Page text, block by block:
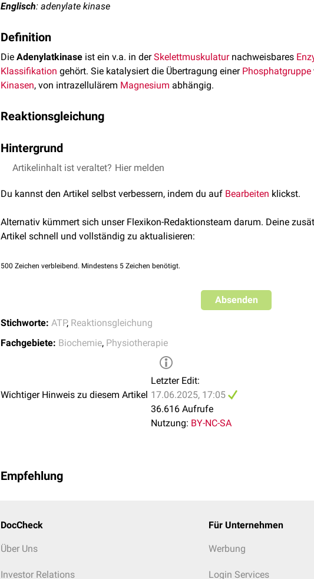
Englisch: adenylate kinase
Definition
Die Adenylatkinase ist ein v.a. in derSkelettmuskulaturnachweisbares
Klassifikation gehört. Sie katalysiert die Übertragung einer Phosphatgruppe
Kinasen, von intrazellulärem Magnesium abhängig.
Reaktionsgleichung
Hintergrund
Die Reaktion von 2ADPzu ATP und AMP dient der schnellen ATP-
Phosphofructokinase-1(PFK-1) in derGlykolyse-Reaktion, damit mehr ATP
Artikelinhalt ist veraltet? Hier melden
Du kannst den Artikel selbst verbessern, indem du auf Bearbeiten klickst.
Alternativ kümmert sich unser Flexikon-Redaktionsteam darum. Deine
Artikel schnell und vollständig zu aktualisieren:
500 Zeichen verbleibend. Mindestens 5 Zeichen benötigt.
Absenden
Stichworte: ATP, Reaktionsgleichung
Fachgebiete: Biochemie, Physiotherapie
Wichtiger Hinweis zu diesem Artikel
Letzter Edit:
17.06.2025, 17:05
36.616 Aufrufe
Nutzung: BY-NC-SA
Empfehlung
DocCheck
Über Uns
Investor Relations
Für Unternehmen
Werbung
Login Services